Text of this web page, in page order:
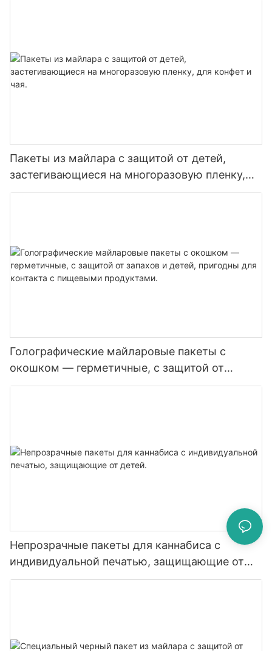
Пакеты из майлара с защитой от детей,
застегивающиеся на многоразовую пленку,
для конфет и чая.
Голографические майларовые пакеты с
окошком — герметичные, с защитой от
запахов и детей, пригодны для контакта с
Непрозрачные пакеты для каннабиса с
индивидуальной печатью, защищающие от
детей.